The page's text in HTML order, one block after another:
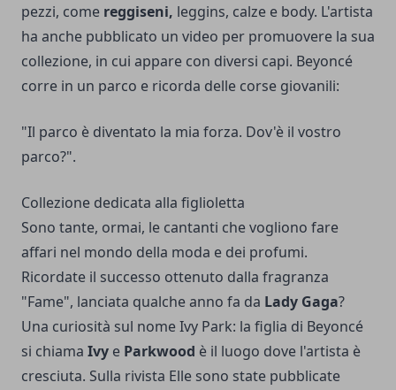
pezzi, come reggiseni, leggins, calze e body. L'artista
ha anche pubblicato un video per promuovere la sua
collezione, in cui appare con diversi capi. Beyoncé
corre in un parco e ricorda delle corse giovanili:
"Il parco è diventato la mia forza. Dov'è il vostro
parco?".
Collezione dedicata alla figlioletta
Sono tante, ormai, le cantanti che vogliono fare
affari nel mondo della moda e dei profumi.
Ricordate il successo ottenuto dalla fragranza
"Fame", lanciata qualche anno fa da Lady Gaga?
Una curiosità sul nome Ivy Park: la figlia di Beyoncé
si chiama Ivy e Parkwood è il luogo dove l'artista è
cresciuta. Sulla rivista Elle sono state pubblicate